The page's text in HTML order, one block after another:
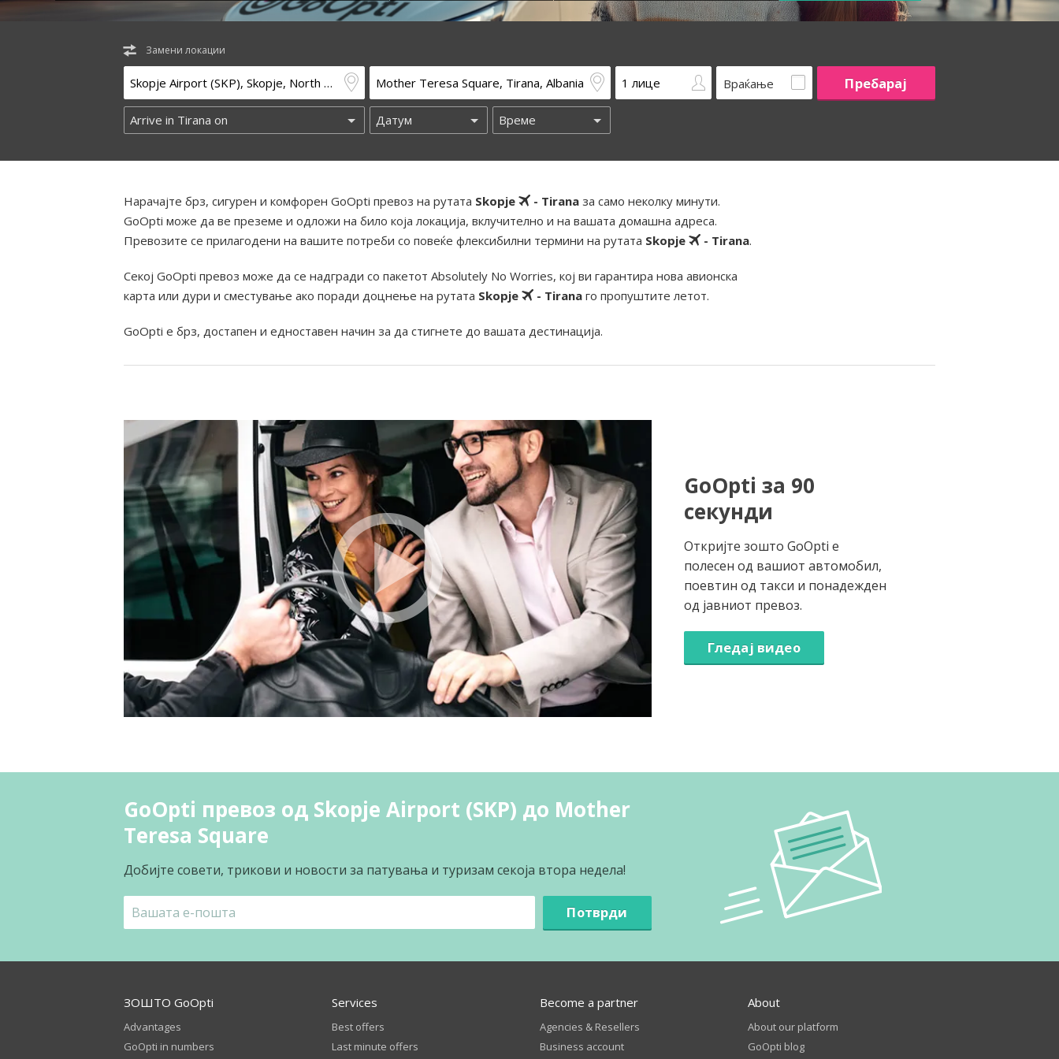
Замени локации
Враќање
Нарачајте брз, сигурен и комфорен GoOpti превоз на рутата Skopje - Tirana за само неколку минути.
GoOpti може да ве преземе и одложи на било која локација, вклучително и на вашата домашна адреса.
Превозите се прилагодени на вашите потреби со повеќе флексибилни термини на рутата Skopje - Tirana.
Секој GoOpti превоз може да се надгради со пакетот Absolutely No Worries, кој ви гарантира нова авионска
карта или дури и сместување ако поради доцнење на рутата Skopje - Tirana го пропуштите летот.
GoOpti е брз, достапен и едноставен начин за да стигнете до вашата дестинација.
GoOpti за 90
секунди
Откријте зошто GoOpti е
полесен од вашиот автомобил,
поевтин од такси и понадежден
од јавниот превоз.
Гледај видео
GoOpti превоз од Skopje Airport (SKP) до Mother
Teresa Square
Добијте совети, трикови и новости за патувања и туризам секоја втора недела!
Потврди
ЗОШТО GoOpti
Advantages
GoOpti in numbers
Services
Best offers
Last minute offers
Become a partner
Agencies & Resellers
Business account
About
About our platform
GoOpti blog